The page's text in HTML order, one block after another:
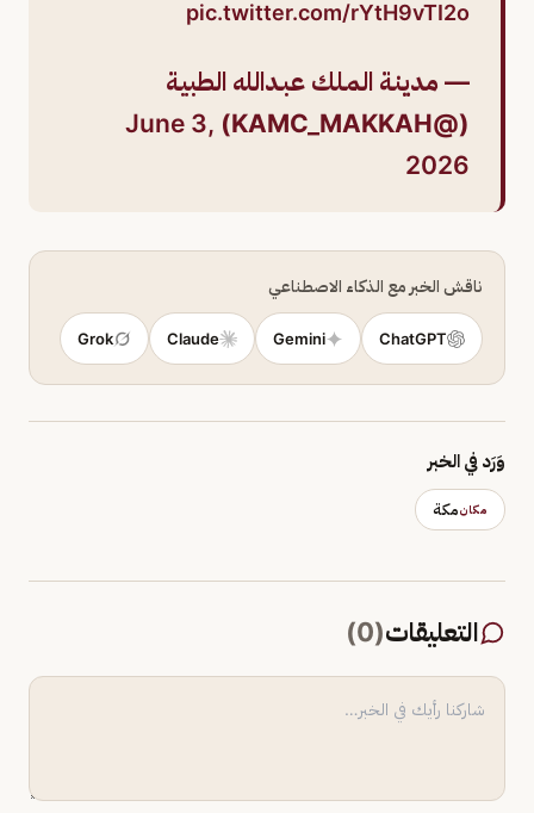
pic.twitter.com/rYtH9vTI2o
— مدينـة المـلك عبـدالله الطبيـة
(@KAMC_MAKKAH)
June 3,
2026
ناقش الخبر مع الذكاء الاصطناعي
ChatGPT
Gemini
Claude
Grok
وَرَد في الخبر
مكانمكة
التعليقات(
0
)